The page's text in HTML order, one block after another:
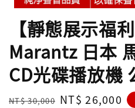
【靜態展示福
Marantz 日本
CD光碟播放機
Regular
NT$ 30,000 Sale
NT$ 26,000